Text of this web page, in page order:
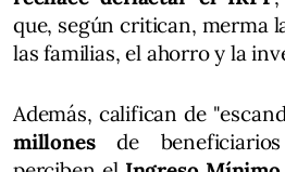
que, según critican, merma
las familias, el ahorro y la
Además, califican de
millonesde beneficiarios